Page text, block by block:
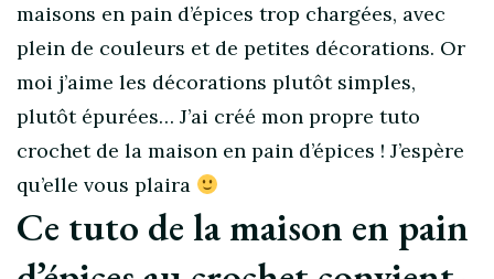
maisons en pain d’épices trop chargées, avec
plein de couleurs et de petites décorations. Or
moi j’aime les décorations plutôt simples,
plutôt épurées… J’ai créé mon propre tuto
crochet de la maison en pain d’épices ! J’espère
qu’elle vous plaira
Ce tuto de la maison en pain